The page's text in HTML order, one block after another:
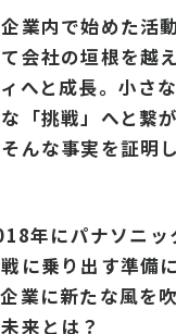
業内で始めた活
会社の垣根を越
へと成長。小さ
「挑戦」へと繋
んな事実を証明
年にパナソニッ
に乗り出す準備
業に新たな風を
来とは？